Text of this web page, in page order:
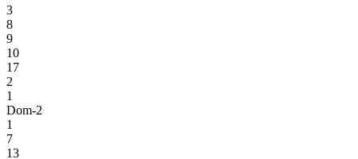
3
8
9
10
17
2
1
Dom-2
1
7
13